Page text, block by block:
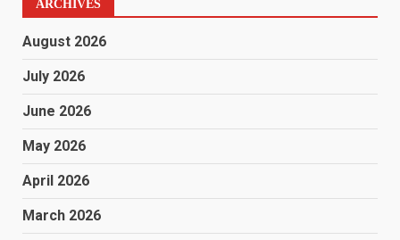
ARCHIVES
August 2026
July 2026
June 2026
May 2026
April 2026
March 2026